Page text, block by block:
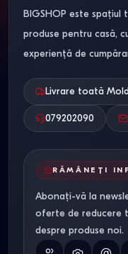
FFL020MW0
Panasonic
NN-GT261
20 L
Securitate
Toate cuptoarele cu
respectă standardele
scurgerilor de radiații
iar serviciul post-
FAQ —
BIGSHOP este spațiul
produse pentru casă,
experiență de
Livrare toată
079202090
RĂMÂNEȚI
Abonați-vă la
oferte de reducere
despre produse noi.